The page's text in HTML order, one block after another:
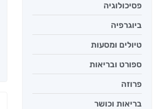
פסיכולוגיה
ביוגרפיה
טיולים ומסעות
ספורט ובריאות
פרוזה
בריאות וכושר